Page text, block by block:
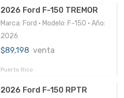
2026 Ford F-150 TREMOR
Marca: Ford • Modelo: F-150 • Año:
2026
$89,198 venta
Puerto Rico
2026 Ford F-150 RPTR